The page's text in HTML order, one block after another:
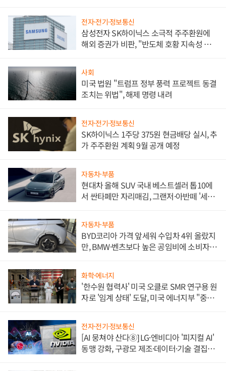
전자·전기·정보통신
삼성전자 SK하이닉스 소극적 주주환원에
해외 증권가 비판, "반도체 호황 지속성 의
사회
미국 법원 "트럼프 정부 풍력 프로젝트 동결
조치는 위법", 해제 명령 내려
전자·전기·정보통신
SK하이닉스 1주당 375원 현금배당 실시, 추
가 주주환원 계획 9월 공개 예정
자동차·부품
현대차 올해 SUV 국내 베스트셀러 톱10에
서 싼타페만 자리매김, 그랜저·아반떼 '세단
자동차·부품
BYD코리아 가격 앞세워 수입차 4위 올랐지
만, BMW·벤츠보다 높은 공임비에 소비자
화학·에너지
'한수원 협력사' 미국 오클로 SMR 연구용 원
자로 '임계 상태' 도달, 미국 에너지부 "중요
전자·전기·정보통신
[AI 뭉쳐야 산다⑧] LG·엔비디아 '피지컬 AI'
동맹 강화, 구광모 제조·데이터·기술 결집